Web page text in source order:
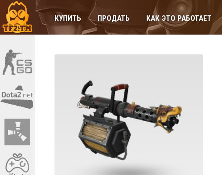
КУПИТЬ ПРОДАТЬ КАК ЭТО РАБОТАЕТ